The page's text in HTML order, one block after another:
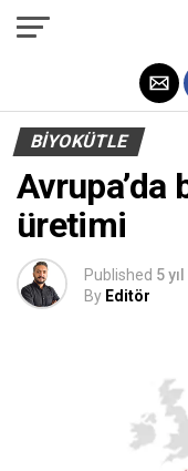
BIYOKÜTLE
üretimi
Published 5
By Editör